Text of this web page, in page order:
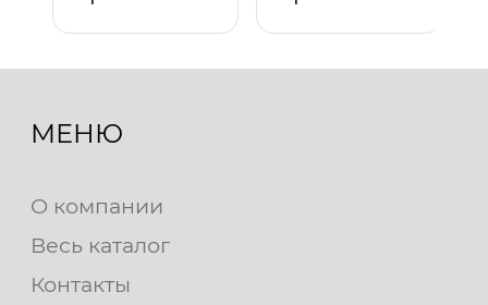
МЕНЮ
О компании
Весь каталог
Контакты